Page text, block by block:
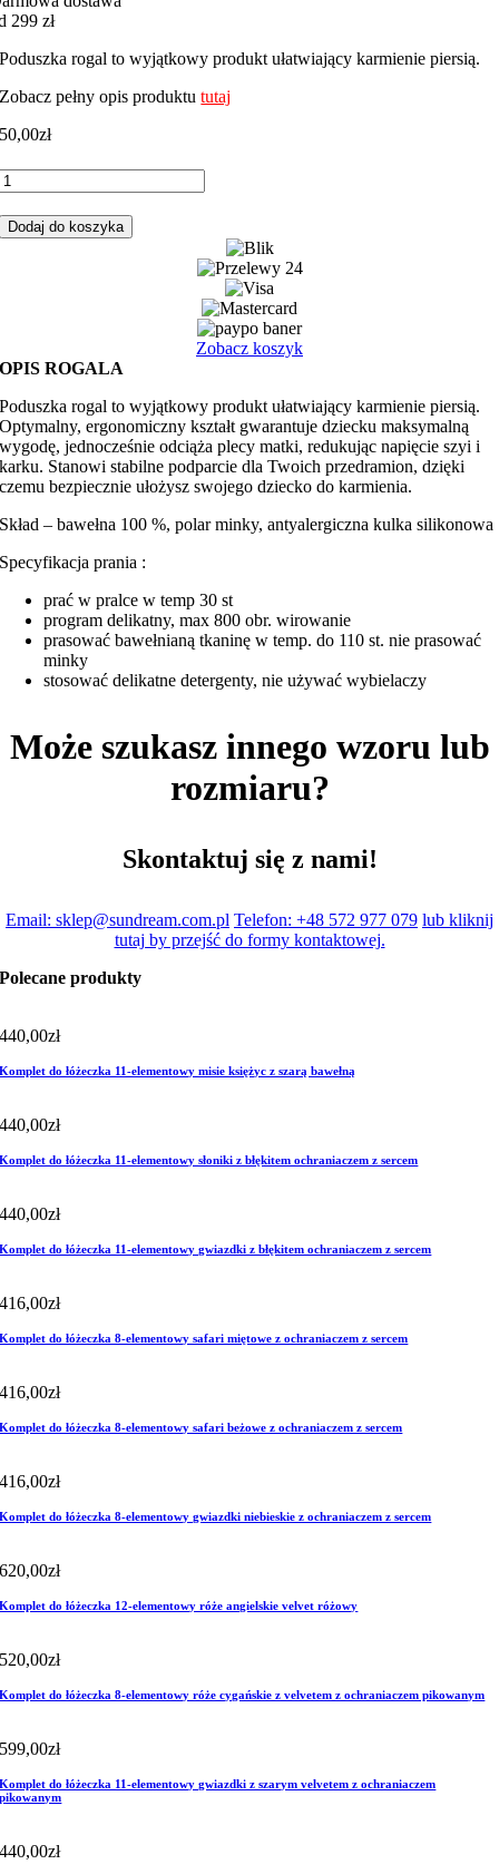
299 zł
Poduszka rogal to wyjątkowy produkt ułatwiający karmienie piersią.
Zobacz pełny opis produktututaj
50,00zł
Dodaj do koszyka
Zobacz koszyk
OPIS ROGALA
Poduszka rogal to wyjątkowy produkt ułatwiający karmienie piersią.
Optymalny, ergonomiczny kształt gwarantuje dziecku maksymalną
wygodę, jednocześnie odciąża plecy matki, redukując napięcie szyi i
karku. Stanowi stabilne podparcie dla Twoich przedramion, dzięki
czemu bezpiecznie ułożysz swojego dziecko do karmienia.
Skład – bawełna 100 %, polar minky, antyalergiczna kulka silikonowa
Specyfikacja prania :
prać w pralce w temp 30 st
program delikatny, max 800 obr. wirowanie
prasować bawełnianą tkaninę w temp. do 110 st. nie prasować
minky
stosować delikatne detergenty, nie używać wybielaczy
Może szukasz innego wzoru lub
rozmiaru?
Skontaktuj się z nami!
Email: sklep@sundream.com.pl Telefon: +48 572 977 079 lub kliknij
tutaj by przejść do formy kontaktowej.
Polecane produkty
440,00zł
Komplet do łóżeczka 11-elementowy misie księżyc z szarą bawełną
440,00zł
Komplet do łóżeczka 11-elementowy słoniki z błękitem ochraniaczem z sercem
440,00zł
Komplet do łóżeczka 11-elementowy gwiazdki z błękitem ochraniaczem z sercem
416,00zł
Komplet do łóżeczka 8-elementowy safari miętowe z ochraniaczem z sercem
416,00zł
Komplet do łóżeczka 8-elementowy safari beżowe z ochraniaczem z sercem
416,00zł
Komplet do łóżeczka 8-elementowy gwiazdki niebieskie z ochraniaczem z sercem
620,00zł
Komplet do łóżeczka 12-elementowy róże angielskie velvet różowy
520,00zł
Komplet do łóżeczka 8-elementowy róże cygańskie z velvetem z ochraniaczem pikowanym
599,00zł
Komplet do łóżeczka 11-elementowy gwiazdki z szarym velvetem z ochraniaczem
pikowanym
440,00zł